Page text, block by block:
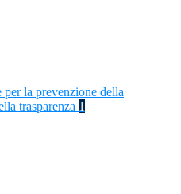
per la prevenzione della
trasparenza 1